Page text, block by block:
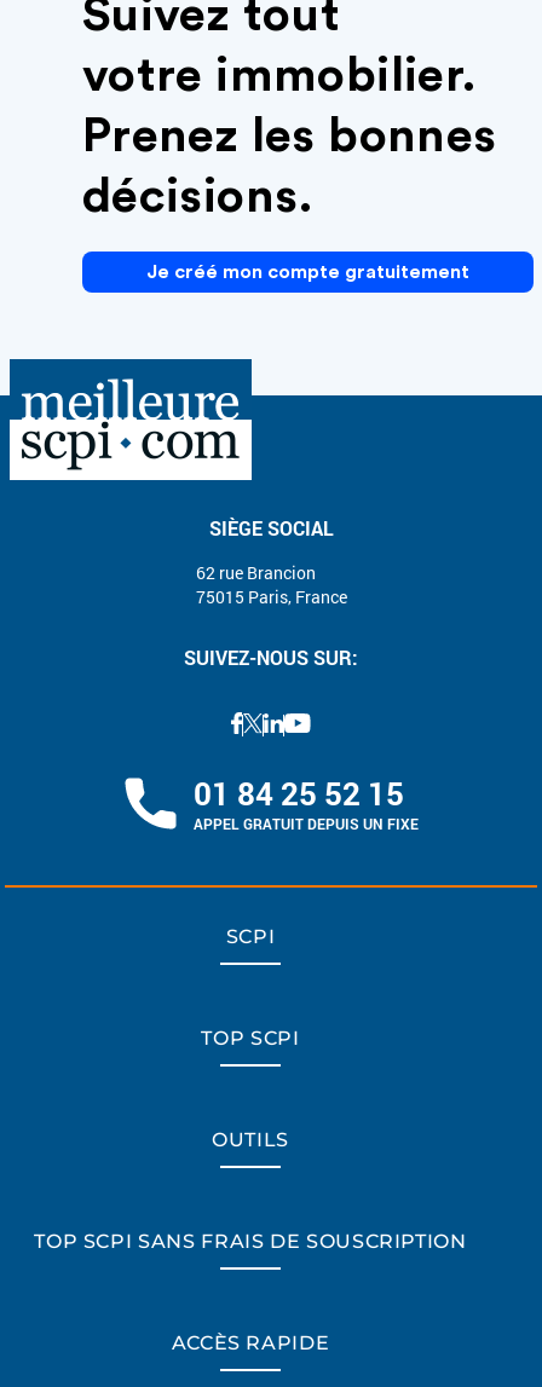
Suivez tout
votre immobilier.
Prenez les bonnes
décisions.
Je créé mon compte gratuitement
SIÈGE SOCIAL
62 rue Brancion
75015 Paris, France
SUIVEZ-NOUS SUR:
01 84 25 52 15
APPEL GRATUIT DEPUIS UN FIXE
SCPI
TOP SCPI
OUTILS
TOP SCPI SANS FRAIS DE SOUSCRIPTION
ACCÈS RAPIDE